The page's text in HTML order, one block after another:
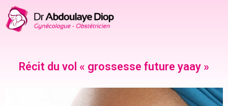
Récit du vol « grossesse future yaay »